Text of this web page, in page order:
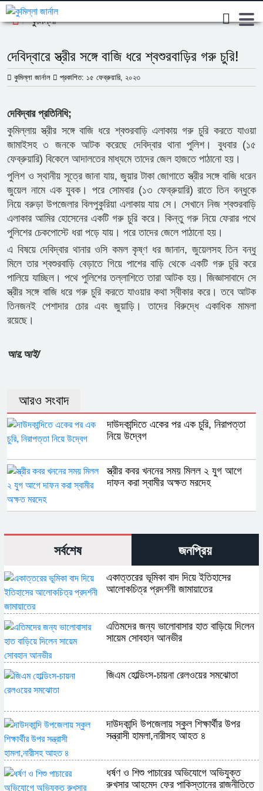
কুমিল্লা
দেবিদ্বারে স্ত্রীর সঙ্গে বাজি ধরে শ্বশুরবাড়ির গরু চুরি!
কুমিল্লা জার্নাল প্রকাশিত: ১৫ ফেব্রুয়ারি, ২০২৩
দেবিদ্বার প্রতিনিধি;
কুমিল্লায় স্ত্রীর সঙ্গে বাজি ধরে শ্বশুরবাড়ি এলাকায় গরু চুরি করতে যাওয়া
জামাইসহ ৩ জনকে আটক করেছে দেবিদ্বার থানা পুলিশ। বুধবার (১৫
ফেব্রুয়ারি) বিকেলে আদালতের মাধ্যমে তাদের জেল হাজতে পাঠানো হয়।
পুলিশ ও স্থানীয় সূত্রে জানা যায়, জুয়ার টাকা জোগাতে স্ত্রীর সঙ্গে বাজি ধরেন
জুয়েল নামে এক যুবক। পরে সোমবার (১৩ ফেব্রুয়ারি) রাতে তিন বন্ধুকে
নিয়ে বরুড়া উপজেলার বিলপুকুরিয়া এলাকায় যায় সে। সেখানে নিজ শ্বশুরবাড়ি
এলাকার আমির হোসেনের একটি গরু চুরি করে। কিন্তু গরু নিয়ে ফেরার পথে
পুলিশের চেকপোস্টে ধরা পড়ে যায়। পরে তাদের জেলে পাঠানো হয়।
এ বিষয়ে দেবিদ্বার থানার ওসি কমল কৃষ্ণ ধর জানান, জুয়েলসহ তিন বন্ধু
মিলে তার শ্বশুরবাড়ি বেড়াতে গিয়ে পাশের বাড়ি থেকে একটি গরু চুরি করে
পালিয়ে যাচ্ছিল। পথে পুলিশের তল্লাশিতে তারা আটক হয়। জিজ্ঞাসাবাদে সে
স্ত্রীর সঙ্গে বাজি ধরে গরু চুরি করতে যাওয়ার কথা স্বীকার করে। তবে আটক
তিনজনই পেশাদার চোর এবং জুয়াড়ি। তাদের বিরুদ্ধে একাধিক মামলা
রয়েছে।
আর.আই/
আরও সংবাদ
দাউদকান্দিতে একের পর এক চুরি, নিরাপত্তা
নিয়ে উদ্বেগ
স্ত্রীর কবর খননের সময় মিলল ২ যুগ আগে
দাফন করা স্বামীর অক্ষত মরদেহ
সর্বশেষ জনপ্রিয়
একাত্তরের ভূমিকা বাদ দিয়ে ইতিহাসের
আলোকচিত্র প্রদর্শনী জামায়াতের
এতিমদের জন্য ভালোবাসার হাত বাড়িয়ে দিলেন
সায়েম সোবহান আনভীর
জিএম হোল্ডিংস-চায়না রেলওয়ের সমঝোতা
দাউদকান্দি উপজেলায় স্কুল শিক্ষার্থীর উপর
সন্ত্রাসী হামলা,নারীসহ আহত ৪
ধর্ষণ ও শিশু পাচারের অভিযোগে অভিযুক্ত
রুখসার আহমেদ ফের পাকিস্তানের রাজনীতিতে